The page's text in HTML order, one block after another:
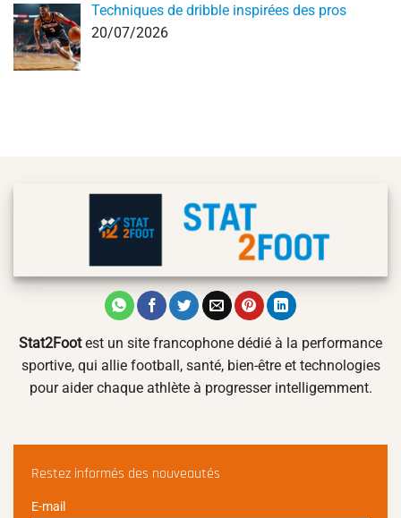
Techniques de dribble inspirées des pros
20/07/2026
Stat2Footest un site francophone dédié à la performance
sportive, qui allie football, santé, bien-être et technologies
pour aider chaque athlète à progresser intelligemment.
Restez informés des nouveautés
E-mail